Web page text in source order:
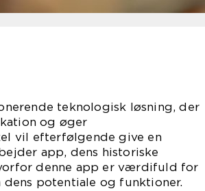
teknologisk løsning, der
og øger
vil efterfølgende give en
app, dens historiske
denne app er værdifuld for
dens potentiale og funktioner.